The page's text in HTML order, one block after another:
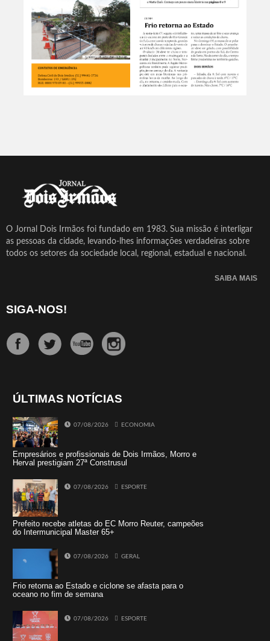
O Jornal Dois Irmãos foi fundado em 1983. Sua missão é interligar
as pessoas da cidade, levando-lhes informações verdadeiras sobre
todos os setores da sociedade local, regional, estadual e nacional.
SAIBA MAIS
SIGA-NOS!
ÚLTIMAS NOTÍCIAS
07/08/2026 ECONOMIA
Empresários e profissionais de Dois Irmãos, Morro e
Herval prestigiam 27ª Construsul
07/08/2026 ESPORTE
Prefeito recebe atletas do EC Morro Reuter, campeões
do Intermunicipal Master 65+
07/08/2026 GERAL
Frio retorna ao Estado e ciclone se afasta para o
oceano no fim de semana
07/08/2026 ESPORTE